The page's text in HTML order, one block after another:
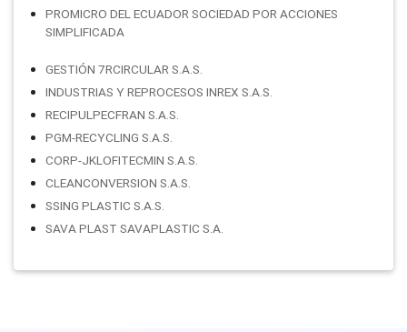
PROMICRO DEL ECUADOR SOCIEDAD POR ACCIONES
SIMPLIFICADA
GESTIÓN 7RCIRCULAR S.A.S.
INDUSTRIAS Y REPROCESOS INREX S.A.S.
RECIPULPECFRAN S.A.S.
PGM-RECYCLING S.A.S.
CORP-JKLOFITECMIN S.A.S.
CLEANCONVERSION S.A.S.
SSING PLASTIC S.A.S.
SAVA PLAST SAVAPLASTIC S.A.